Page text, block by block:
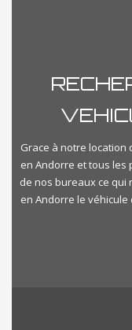
Grace à notre
en Andorre et tous
de nos bureaux ce qui
en Andorre le véhicule